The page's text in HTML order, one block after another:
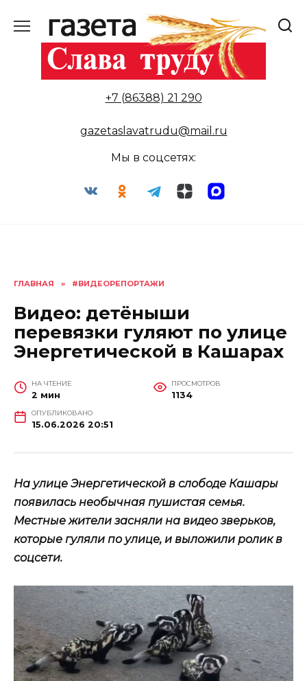
содержанию
+7 (86388) 21 290
gazetaslavatrudu@mail.ru
Мы в соцсетях:
ГЛАВНАЯ » #ВИДЕОРЕПОРТАЖИ
Видео: детёныши
перевязки гуляют по улице
Энергетической в Кашарах
НА ЧТЕНИЕ
2 мин
ПРОСМОТРОВ
1134
ОПУБЛИКОВАНО
15.06.2026 20:51
На улице Энергетической в слободе Кашары
появилась необычная пушистая семья.
Местные жители засняли на видео зверьков,
которые гуляли по улице, и выложили ролик в
соцсети.